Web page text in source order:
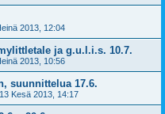
2013, 12:04
ja g.u.l.i.s. 10.7.
2013, 10:56
suunnittelua 17.6.
13 Kesä 2013, 14:17